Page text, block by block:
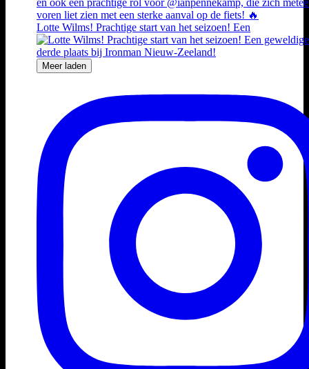
Lotte Wilms! Prachtige start van het seizoen! Een
Meer laden